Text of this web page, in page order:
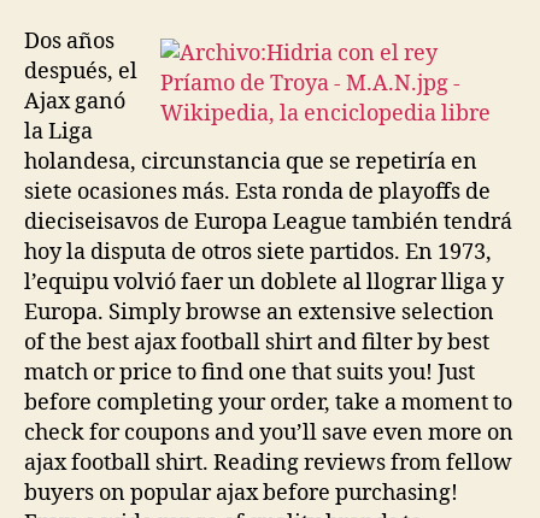
Dos años
después, el
Ajax ganó
la Liga
holandesa, circunstancia que se repetiría en
siete ocasiones más. Esta ronda de playoffs de
dieciseisavos de Europa League también tendrá
hoy la disputa de otros siete partidos. En 1973,
l’equipu volvió faer un doblete al llograr lliga y
Europa. Simply browse an extensive selection
of the best ajax football shirt and filter by best
match or price to find one that suits you! Just
before completing your order, take a moment to
check for coupons and you’ll save even more on
ajax football shirt. Reading reviews from fellow
buyers on popular ajax before purchasing!